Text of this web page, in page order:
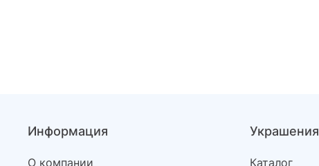
Информация
О компании
Украшения
Каталог